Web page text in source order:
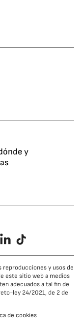
y
LinkedIn
TikTok
reproducciones y usos de
este sitio web a medios
adecuados a tal fin de
ley 24/2021, de 2 de
de cookies